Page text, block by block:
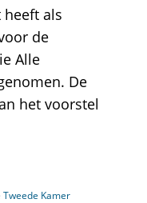
heeft als
de
Alle
De
het voorstel
Kamer